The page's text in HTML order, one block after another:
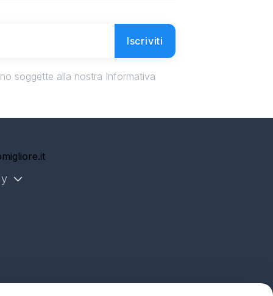
Iscriviti
soggette alla nostra Informativa